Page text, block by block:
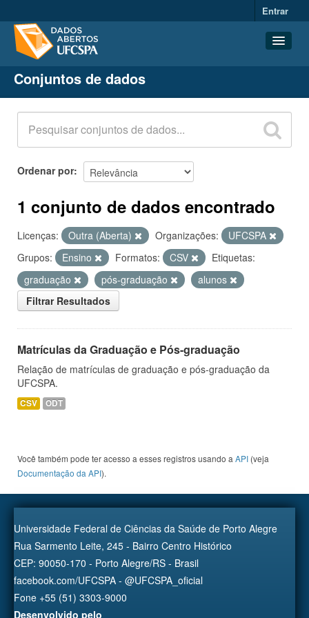
Entrar
Conjuntos de dados
Organizações
Grupos
Sobre
Conjuntos de dados
Ordenar por
1 conjunto de dados encontrado
Licenças: Outra (Aberta) Organizações:
UFCSPA
Grupos:
Ensino Formatos: CSV
Etiquetas:
graduação
pós-graduação
alunos
Filtrar Resultados
Matrículas da Graduação e Pós-graduação
Relação de matrículas de graduação e pós-graduação da
UFCSPA.
CSV ODT
Você também pode ter acesso a esses registros usando a API (veja
Documentação da API).
Universidade Federal de Ciências da Saúde de Porto Alegre
Rua Sarmento Leite, 245 - Bairro Centro Histórico
CEP: 90050-170 - Porto Alegre/RS - Brasil
facebook.com/UFCSPA - @UFCSPA_oficial
Fone +55 (51) 3303-9000
Desenvolvido pelo